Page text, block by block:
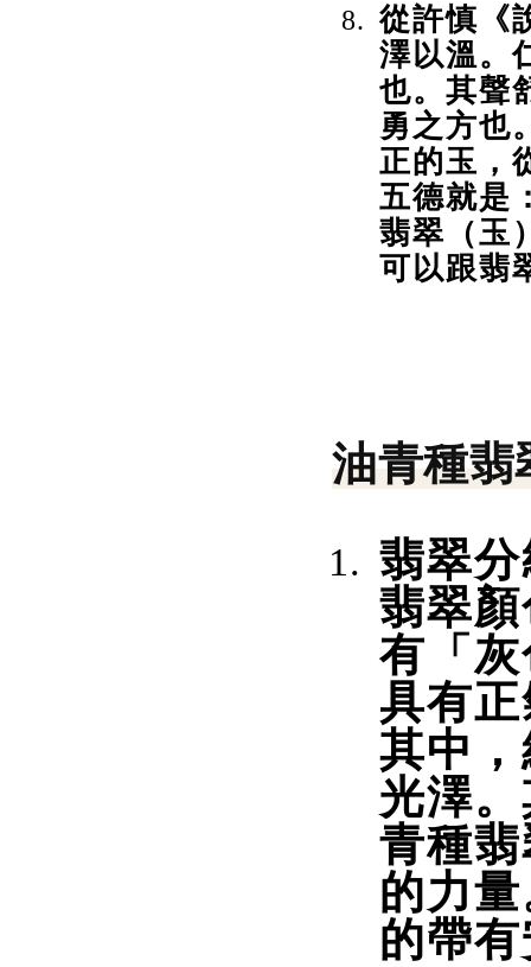
從許慎《
澤以溫。
也。其聲
勇之方也
正的玉，
五德就是
翡翠（玉
可以跟翡
油青種翡
翡翠
翡翠
有「
具有
其中
光澤
青種
的力
的帶